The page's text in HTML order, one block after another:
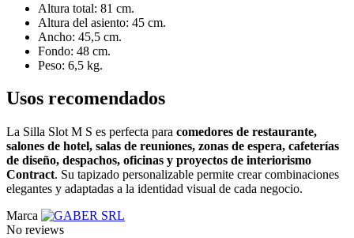
Altura total: 81 cm.
Altura del asiento: 45 cm.
Ancho: 45,5 cm.
Fondo: 48 cm.
Peso: 6,5 kg.
Usos recomendados
La Silla Slot M S es perfecta para comedores de restaurante,
salones de hotel, salas de reuniones, zonas de espera, cafeterías
de diseño, despachos, oficinas y proyectos de interiorismo
Contract. Su tapizado personalizable permite crear combinaciones
elegantes y adaptadas a la identidad visual de cada negocio.
Marca
No reviews